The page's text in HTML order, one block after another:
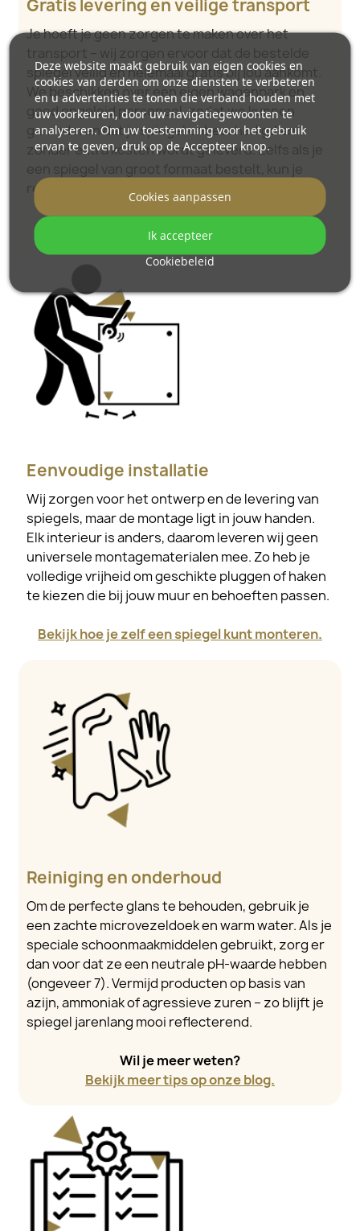
Gratis levering en veilige transport
Je hoeft je geen zorgen te maken over het
transport – wij zorgen ervoor dat de bestelde
spiegel veilig en helemaal gratis bij jou aankomt.
We beschikken over een eigen wagenpark en
goed opgeleid personeel, zodat we kunnen
garanderen dat je spiegel onbeschadigd en
zonder extra kosten wordt geleverd. Zelfs als je
een spiegel van groot formaat bestelt, kun je
rekenen op een vlotte levering.
Bekijk hoe onze spiegels worden verpakt.
Eenvoudige installatie
Wij zorgen voor het ontwerp en de levering van
spiegels, maar de montage ligt in jouw handen.
Elk interieur is anders, daarom leveren wij geen
universele montagematerialen mee. Zo heb je
volledige vrijheid om geschikte pluggen of haken
te kiezen die bij jouw muur en behoeften passen.
Bekijk hoe je zelf een spiegel kunt monteren.
Reiniging en onderhoud
Om de perfecte glans te behouden, gebruik je
een zachte microvezeldoek en warm water. Als je
speciale schoonmaakmiddelen gebruikt, zorg er
dan voor dat ze een neutrale pH-waarde hebben
(ongeveer 7). Vermijd producten op basis van
azijn, ammoniak of agressieve zuren – zo blijft je
spiegel jarenlang mooi reflecterend.
Wil je meer weten?
Bekijk meer tips op onze blog.
Deze website maakt gebruik van eigen cookies en
cookies van derden om onze diensten te verbeteren
en u advertenties te tonen die verband houden met
uw voorkeuren, door uw navigatiegewoonten te
analyseren. Om uw toestemming voor het gebruik
ervan te geven, druk op de Accepteer knop.
Cookiebeleid
Cookies aanpassen
Ik accepteer